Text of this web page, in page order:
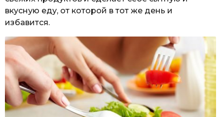
вкусную еду, от которой в тот же день и
избавится.